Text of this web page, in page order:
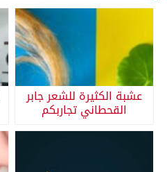
عشبة الكثيرة للشعر جابر
القحطاني تجاربكم